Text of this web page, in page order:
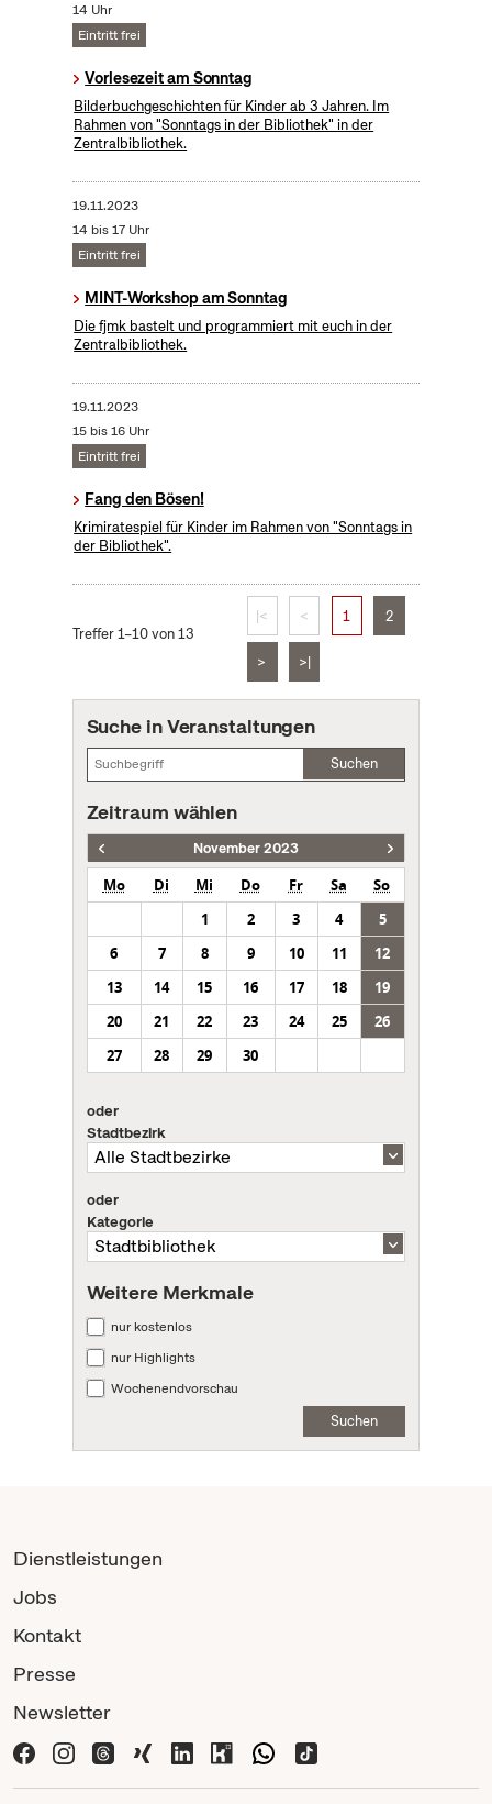
14 Uhr
Eintritt frei
Vorlesezeit am Sonntag
Bilderbuchgeschichten für Kinder ab 3 Jahren. Im
Rahmen von "Sonntags in der Bibliothek" in der
Zentralbibliothek.
19.11.2023
14 bis 17 Uhr
Eintritt frei
MINT-Workshop am Sonntag
Die fjmk bastelt und programmiert mit euch in der
Zentralbibliothek.
19.11.2023
15 bis 16 Uhr
Eintritt frei
Fang den Bösen!
Krimiratespiel für Kinder im Rahmen von "Sonntags in
der Bibliothek".
Treffer 1–10 von 13
|< < 1 2
> >|
Suche in Veranstaltungen
Suchen
Zeitraum wählen
November 2023
Mo Di Mi Do Fr Sa
So
1
2 3 4
5
6
7 8 9 10 11
12
13
14 15 16 17 18
19
20
21 22 23 24 25
26
27
28 29 30
oder
Stadtbezirk
oder
Kategorie
Weitere Merkmale
nur kostenlos
nur Highlights
Wochenendvorschau
Suchen
Dienstleistungen
Jobs
Kontakt
Presse
Newsletter